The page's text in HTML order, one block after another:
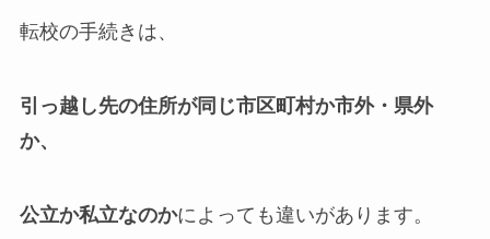
転校の手続きは、
引っ越し先の住所が同じ市区町村か市外・県外
か、
公立か私立なのかによっても違いがあります。